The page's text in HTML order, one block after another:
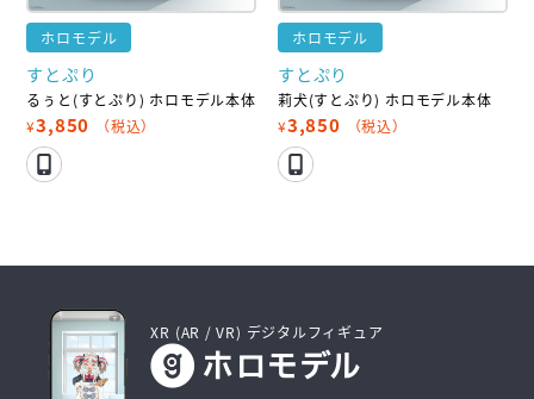
ホロモデル
すとぷり
るぅと(すとぷり) ホロモデル本体
¥3,850 （税込）
ホロモデル
すとぷり
莉犬(すとぷり) ホロモデル本体
¥3,850 （税込）
XR (AR / VR) デジタルフィギュア